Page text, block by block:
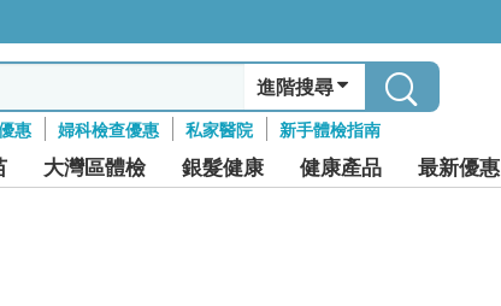
進階搜尋
惠 婦科檢查優惠 私家醫院 新手體檢指南
大灣區體檢 銀髮健康 健康產品 最新優惠